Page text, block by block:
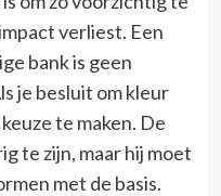
verliest. Een
bank is geen
je besluit om kleur
te maken. De
te zijn, maar hij moet
met de basis.